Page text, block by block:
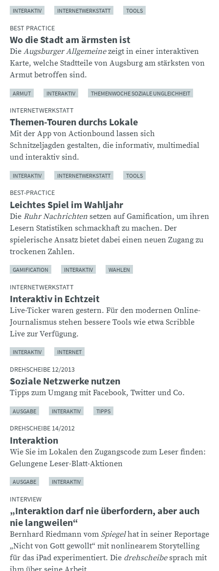
INTERAKTIV INTERNETWERKSTATT TOOLS
BEST PRACTICE
Wo die Stadt am ärmsten ist
Die Augsburger Allgemeinezeigt in einer interaktiven
Karte, welche Stadtteile von Augsburg am stärksten von
Armut betroffen sind.
ARMUT INTERAKTIV THEMENWOCHE SOZIALE UNGLEICHHEIT
INTERNETWERKSTATT
Themen-Touren durchs Lokale
Mit der App von Actionbound lassen sich
Schnitzeljagden gestalten, die informativ, multimedial
und interaktiv sind.
INTERAKTIV INTERNETWERKSTATT TOOLS
BEST-PRACTICE
Leichtes Spiel im Wahljahr
Die Ruhr Nachrichten setzen auf Gamification, um ihren
Lesern Statistiken schmackhaft zu machen. Der
spielerische Ansatz bietet dabei einen neuen Zugang zu
trockenen Zahlen.
GAMIFICATION INTERAKTIV WAHLEN
INTERNETWERKSTATT
Interaktiv in Echtzeit
Live-Ticker waren gestern. Für den modernen Online-
Journalismus stehen bessere Tools wie etwa Scribble
Live zur Verfügung.
INTERAKTIV INTERNET
DREHSCHEIBE 12/2013
Soziale Netzwerke nutzen
Tipps zum Umgang mit Facebook, Twitter und Co.
AUSGABE INTERAKTIV TIPPS
DREHSCHEIBE 14/2012
Interaktion
Wie Sie im Lokalen den Zugangscode zum Leser finden:
Gelungene Leser-Blatt-Aktionen
AUSGABE INTERAKTIV
INTERVIEW
„Interaktion darf nie überfordern, aber auch
nie langweilen“
Bernhard Riedmann vom Spiegelhat in seiner Reportage
„Nicht von Gott gewollt“ mit nonlinearem Storytelling
für das iPad experimentiert. Die drehscheibesprach mit